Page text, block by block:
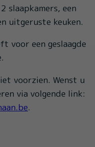
een
uitgeruste keuken.
voor een geslaagde
voorzien. Wenst u
via volgende link:
.